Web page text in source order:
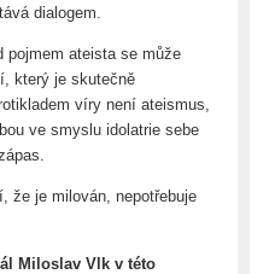
dialogem.
pojmem ateista se může
který je skutečně
víry není ateismus,
ve smyslu idolatrie sebe
že je milován, nepotřebuje
Miloslav Vlk v této